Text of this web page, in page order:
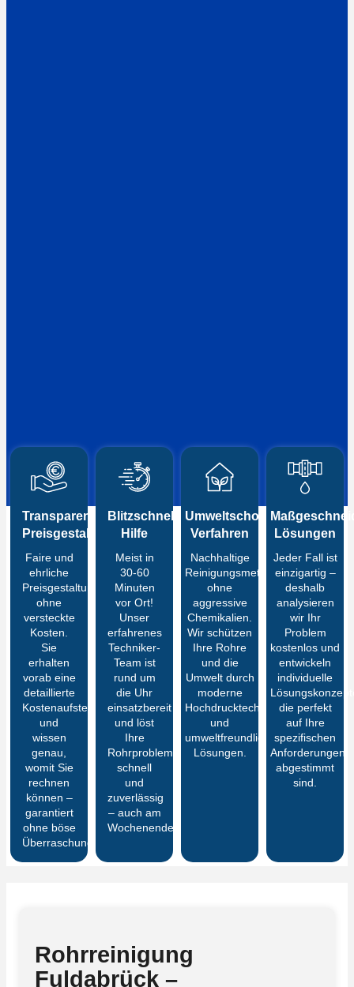
Transparente
Preisgestaltung
Faire und
ehrliche
Preisgestaltung
ohne
versteckte
Kosten.
Sie
erhalten
vorab eine
detaillierte
Kostenaufstellung
und
wissen
genau,
womit Sie
rechnen
können –
garantiert
ohne böse
Überraschungen
Blitzschnelle
Hilfe
Meist in
30-60
Minuten
vor Ort!
Unser
erfahrenes
Techniker-
Team ist
rund um
die Uhr
einsatzbereit
und löst
Ihre
Rohrprobleme
schnell
und
zuverlässig
– auch am
Wochenende.
Umweltschonende
Verfahren
Nachhaltige
Reinigungsmethoden
ohne
aggressive
Chemikalien.
Wir schützen
Ihre Rohre
und die
Umwelt durch
moderne
Hochdrucktechnik
und
umweltfreundliche
Lösungen.
Lösungen
Jeder Fall ist
einzigartig –
deshalb
analysieren
wir Ihr
Problem
kostenlos und
entwickeln
individuelle
die perfekt
auf Ihre
spezifischen
Anforderungen
abgestimmt
sind.
Rohrreinigung
Fuldabrück –